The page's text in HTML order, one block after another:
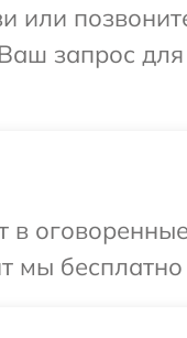
или
запрос
мы